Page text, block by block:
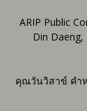
ARIP Public
Din Daeng,
คุณวันวิสาข์ คำ